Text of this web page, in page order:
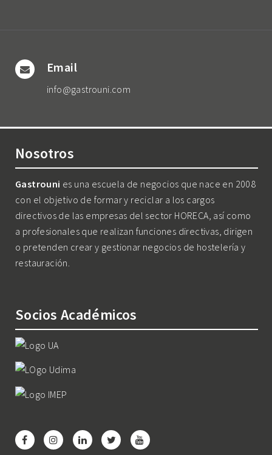
Email
info@gastrouni.com
Nosotros
Gastrouni es una escuela de negocios que nace en 2008
con el objetivo de formar y reciclar a los cargos
directivos de las empresas del sector HORECA, así como
a profesionales que realizan funciones directivas, dirigen
o pretenden crear y gestionar negocios de hostelería y
restauración.
Socios Académicos